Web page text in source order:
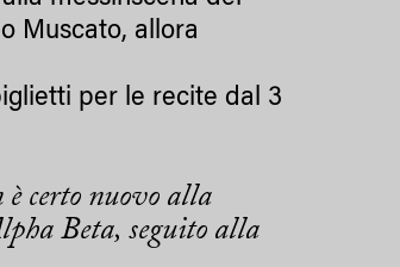
Muscato, allora
per le recite dal 3
certo nuovo alla
Beta, seguito alla